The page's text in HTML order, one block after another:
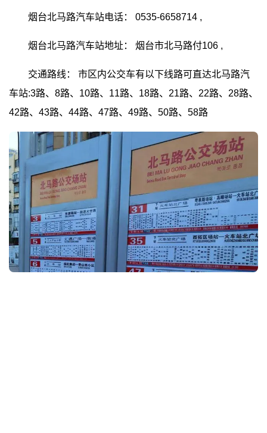
烟台北马路汽车站电话： 0535-6658714 ,
烟台北马路汽车站地址： 烟台市北马路付106 ,
交通路线：
市区内公交车有以下线路可直达北马路汽
车站:3路、8路、10路、11路、18路、21路、22路、28路、
42路、43路、44路、47路、49路、50路、58路